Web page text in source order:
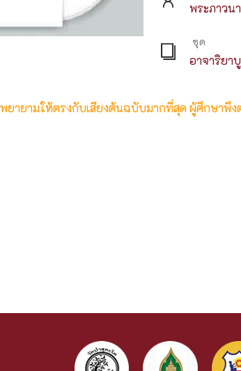
พระภาวน
ชุด
อาจาริยา
ยายามให้ตรงกับเสียงต้นฉบับมากที่สุด ผู้ศึกษา